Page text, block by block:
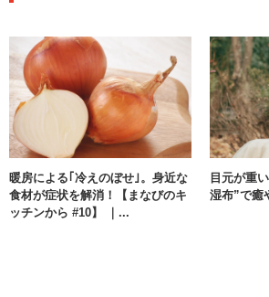
暖房による｢冷えのぼせ｣。身近な
食材が症状を解消！【まなびのキ
ッチンから #10】 ｜...
目元が重
湿布”で癒